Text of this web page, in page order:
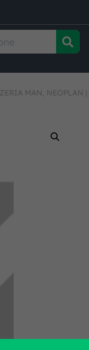
MAN, NEOPLAN |